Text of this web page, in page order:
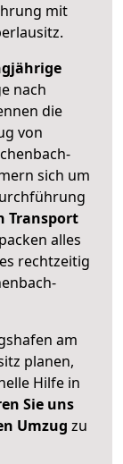
mit
.
nach
die
von
sich um
Transport
alles
rechtzeitig
am
planen,
Hilfe in
Sie uns
Umzug zu